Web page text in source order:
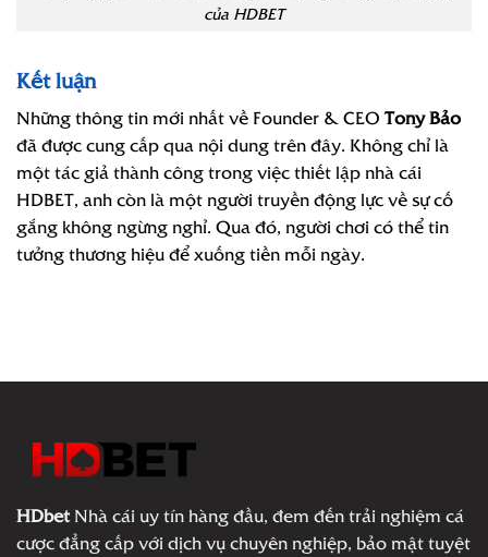
của HDBET
Kết luận
Những thông tin mới nhất về Founder & CEOTony Bảo
đã được cung cấp qua nội dung trên đây. Không chỉ là
một tác giả thành công trong việc thiết lập nhà cái
HDBET, anh còn là một người truyền động lực về sự cố
gắng không ngừng nghỉ. Qua đó, người chơi có thể tin
tưởng thương hiệu để xuống tiền mỗi ngày.
HDbetNhà cái uy tín hàng đầu, đem đến trải nghiệm cá
cược đẳng cấp với dịch vụ chuyên nghiệp, bảo mật tuyệt